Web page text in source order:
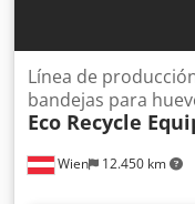
Wien 12.450 km
Línea de
bandejas para
Eco Recycle